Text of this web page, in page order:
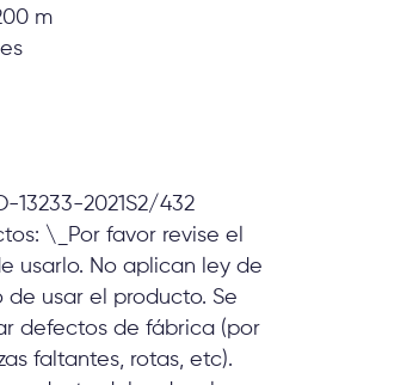
m
13233-2021S2/432
\_Por favor revise el
usarlo. No aplican ley de
usar el producto. Se
defectos de fábrica (por
faltantes, rotas, etc).